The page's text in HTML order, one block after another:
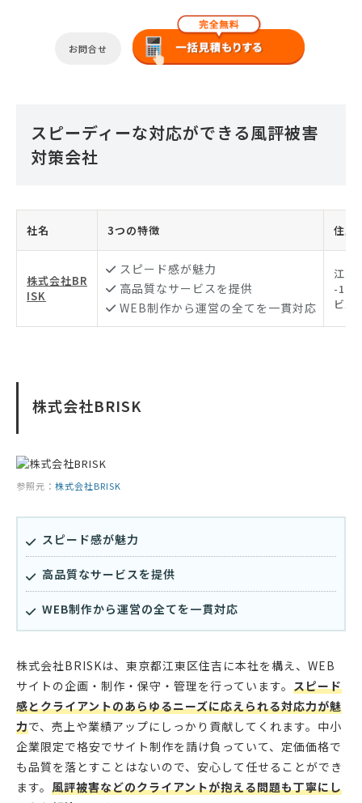
お問合せ
スピーディーな対応ができる風評被害
対策会社
社名 3つの特徴 住所
株式会社BR
ISK
スピード感が魅力
高品質なサービスを提供
WEB制作から運営の全てを一貫対応
江東
-17-
ビル
株式会社BRISK
参照元： 株式会社BRISK
スピード感が魅力
高品質なサービスを提供
WEB制作から運営の全てを一貫対応
株式会社BRISKは、東京都江東区住吉に本社を構え、WEB
サイトの企画・制作・保守・管理を行っています。 スピード
感とクライアントのあらゆるニーズに応えられる対応力が魅
力で、売上や業績アップにしっかり貢献してくれます。中小
企業限定で格安でサイト制作を請け負っていて、定価価格で
も品質を落とすことはないので、安心して任せることができ
ます。 風評被害などのクライアントが抱える問題も丁寧にし